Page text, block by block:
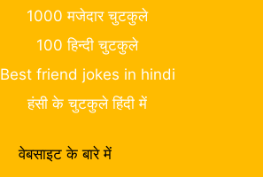
1000 मजेदार चुटकुले
100 हिन्दी चुटकुले
Best friend jokes in hindi
हंसी के चुटकुले हिंदी में
वेबसाइट के बारे में